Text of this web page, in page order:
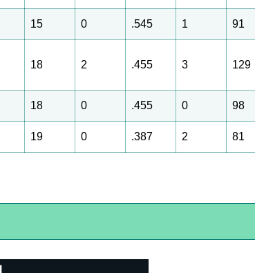
15 0 .545 1 91
18 2 .455 3 129
18 0 .455 0 98
19 0 .387 2 81